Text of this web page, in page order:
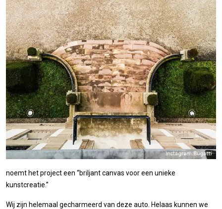
noemt het project een “briljant canvas voor een unieke
kunstcreatie.”
Wij zijn helemaal gecharmeerd van deze auto. Helaas kunnen we